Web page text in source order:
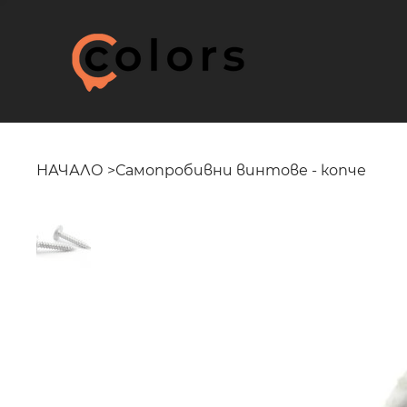
НАЧАЛО >Самопробивни винтове - копче